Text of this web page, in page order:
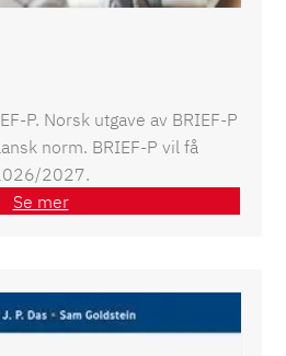
P. Norsk utgave av BRIEF-P
norm. BRIEF-P vil få
2027.
Se mer